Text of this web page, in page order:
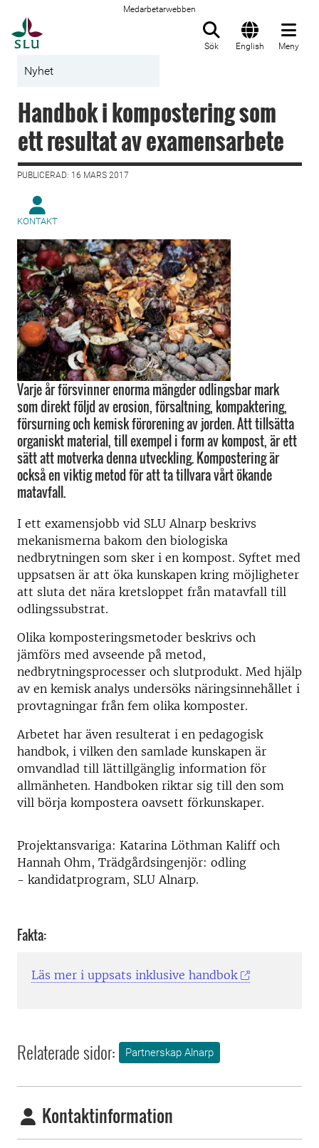
Medarbetarwebben
Sök English Meny
Nyhet
Handbok i kompostering som
ett resultat av examensarbete
PUBLICERAD: 16 MARS 2017
KONTAKT
Varje år försvinner enorma mängder odlingsbar mark
som direkt följd av erosion, försaltning, kompaktering,
försurning och kemisk förorening av jorden. Att tillsätta
organiskt material, till exempel i form av kompost, är ett
sätt att motverka denna utveckling. Kompostering är
också en viktig metod för att ta tillvara vårt ökande
matavfall.
I ett examensjobb vid SLU Alnarp beskrivs
mekanismerna bakom den biologiska
nedbrytningen som sker i en kompost. Syftet med
uppsatsen är att öka kunskapen kring möjligheter
att sluta det nära kretsloppet från matavfall till
odlingssubstrat.
Olika komposteringsmetoder beskrivs och
jämförs med avseende på metod,
nedbrytningsprocesser och slutprodukt. Med hjälp
av en kemisk analys undersöks näringsinnehållet i
provtagningar från fem olika komposter.
Arbetet har även resulterat i en pedagogisk
handbok, i vilken den samlade kunskapen är
omvandlad till lättillgänglig information för
allmänheten. Handboken riktar sig till den som
vill börja kompostera oavsett förkunskaper.
Projektansvariga: Katarina Löthman Kaliff och
Hannah Ohm, Trädgårdsingenjör: odling
- kandidatprogram, SLU Alnarp.
Fakta:
Läs mer i uppsats inklusive handbok
Relaterade sidor: Partnerskap Alnarp
Kontaktinformation